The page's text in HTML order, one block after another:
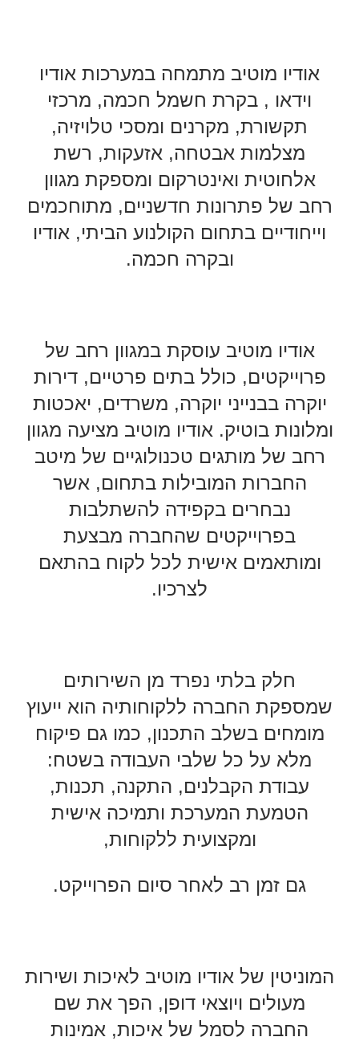
אודיו מוטיב מתמחה במערכות אודיו
וידאו , בקרת חשמל חכמה, מרכזי
תקשורת, מקרנים ומסכי טלויזיה,
מצלמות אבטחה, אזעקות, רשת
אלחוטית ואינטרקום ומספקת מגוון
רחב של פתרונות חדשניים, מתוחכמים
וייחודיים בתחום הקולנוע הביתי, אודיו
ובקרה חכמה.
אודיו מוטיב עוסקת במגוון רחב של
פרוייקטים, כולל בתים פרטיים, דירות
יוקרה בבנייני יוקרה, משרדים, יאכטות
ומלונות בוטיק. אודיו מוטיב מציעה מגוון
רחב של מותגים טכנולוגיים של מיטב
החברות המובילות בתחום, אשר
נבחרים בקפידה להשתלבות
בפרוייקטים שהחברה מבצעת
ומותאמים אישית לכל לקוח בהתאם
לצרכיו.
חלק בלתי נפרד מן השירותים
שמספקת החברה ללקוחותיה הוא ייעוץ
מומחים בשלב התכנון, כמו גם פיקוח
מלא על כל שלבי העבודה בשטח:
עבודת הקבלנים, התקנה, תכנות,
הטמעת המערכת ותמיכה אישית
ומקצועית ללקוחות,
גם זמן רב לאחר סיום הפרוייקט.
המוניטין של אודיו מוטיב לאיכות ושירות
מעולים ויוצאי דופן, הפך את שם
החברה לסמל של איכות, אמינות